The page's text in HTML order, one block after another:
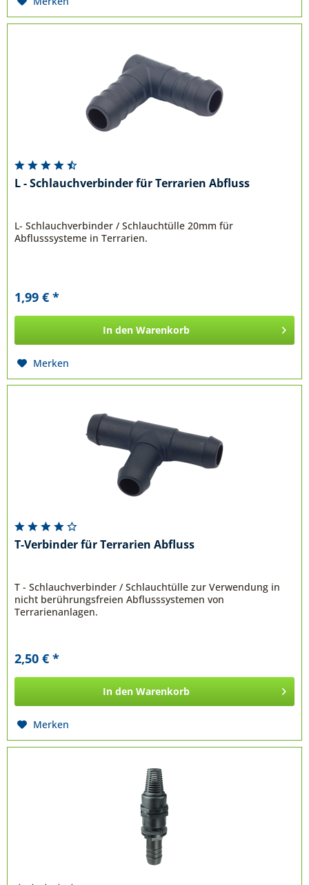
L - Schlauchverbinder für Terrarien Abfluss
L- Schlauchverbinder / Schlauchtülle 20mm für
Abflusssysteme in Terrarien.
1,99 € *
In den Warenkorb
Merken
T-Verbinder für Terrarien Abfluss
T - Schlauchverbinder / Schlauchtülle zur Verwendung in
nicht berührungsfreien Abflusssystemen von
Terrarienanlagen.
2,50 € *
In den Warenkorb
Merken